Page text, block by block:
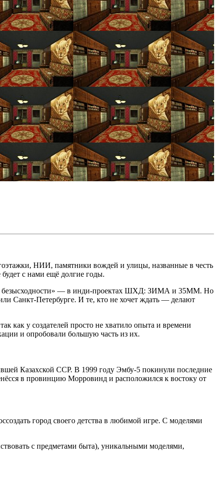
НИИ, памятники вождей и улицы, названные в честь
с нами ещё долгие годы.
безысходности» — в инди-проектах ШХД: ЗИМА и 35MM. Но
Санкт-Петербурге. И те, кто не хочет ждать — делают
как у создателей просто не хватило опыта и времени
и опробовали большую часть из их.
Казахской ССР. В 1999 году Эмбу-5 покинули последние
в провинцию Морровинд и расположился к востоку от
город своего детства в любимой игре. С моделями
с предметами быта), уникальными моделями,